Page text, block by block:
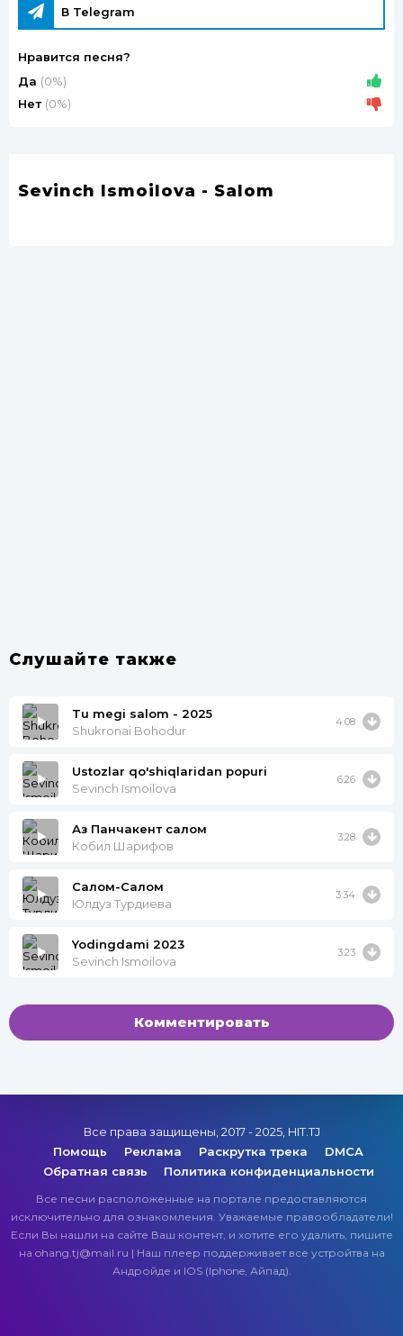
В Telegram
Нравится песня?
Да (0%)
Нет (0%)
Sevinch Ismoilova - Salom
Слушайте также
Tu megi salom - 2025
Shukronai Bohodur
4:08
Ustozlar qo'shiqlaridan popuri
Sevinch Ismoilova
6.26
Аз Панчакент салом
Кобил Шарифов
3:28
Салом-Салом
Юлдуз Турдиева
3:34
Yodingdami 2023
Sevinch Ismoilova
3:23
Комментировать
Все права защищены, 2017 - 2025, HIT.TJ
Помощь
Реклама Раскрутка трека
DMCA
Обратная связь
Политика конфиденциальности
Все песни расположенные на портале предоставляются
исключительно для ознакомления. Уважаемые правообладатели!
Если Вы нашли на сайте Ваш контент, и хотите его удалить, пишите
на ohang.tj@mail.ru | Наш плеер поддерживает все устройтва на
Андройде и IOS (Iphone, Айпад).